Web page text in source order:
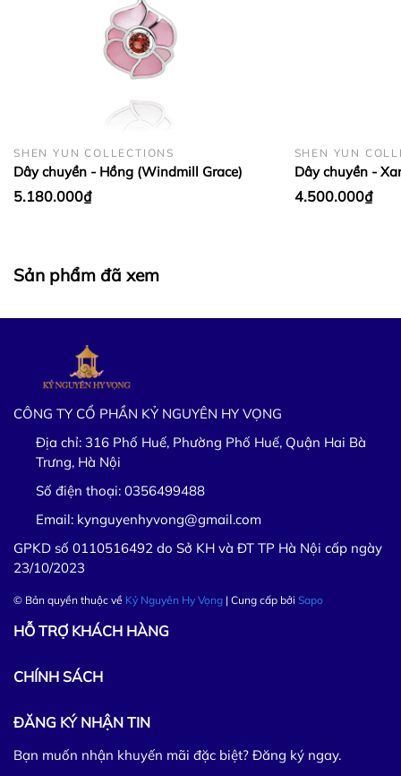
SHEN YUN COLLECTIONS
Dây chuyền - Hồng (Windmill Grace)
5.180.000₫
SHEN YUN
Dây chuyền -
4.500.000₫
Sản phẩm đã xem
CÔNG TY CỔ PHẦN KỶ NGUYÊN HY VỌNG
Địa chỉ: 316 Phố Huế, Phường Phố Huế, Quận Hai Bà
Trưng, Hà Nội
Số điện thoại: 0356499488
Email: kynguyenhyvong@gmail.com
GPKD số 0110516492 do Sở KH và ĐT TP Hà Nội cấp ngày
23/10/2023
© Bản quyền thuộc về Kỷ Nguyên Hy Vọng | Cung cấp bởi Sapo
HỖ TRỢ KHÁCH HÀNG
CHÍNH SÁCH
ĐĂNG KÝ NHẬN TIN
Bạn muốn nhận khuyến mãi đặc biệt? Đăng ký ngay.